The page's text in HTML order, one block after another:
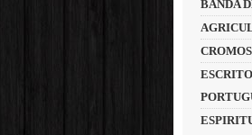
BANDA
CROMOS